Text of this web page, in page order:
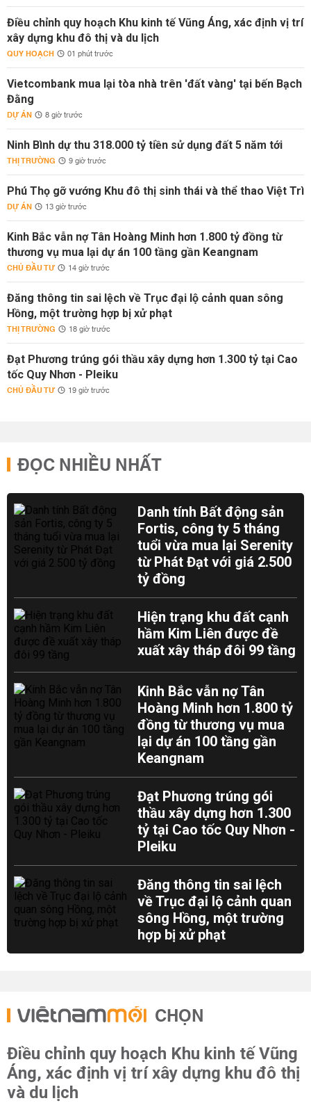
Điều chỉnh quy hoạch Khu kinh tế Vũng Áng, xác định vị trí
xây dựng khu đô thị và du lịch
QUY HOẠCH 01 phút trước
Vietcombank mua lại tòa nhà trên 'đất vàng' tại bến Bạch
Đằng
DỰ ÁN 8 giờ trước
Ninh Bình dự thu 318.000 tỷ tiền sử dụng đất 5 năm tới
THỊ TRƯỜNG 9 giờ trước
Phú Thọ gỡ vướng Khu đô thị sinh thái và thể thao Việt Trì
DỰ ÁN 13 giờ trước
Kinh Bắc vẫn nợ Tân Hoàng Minh hơn 1.800 tỷ đồng từ
thương vụ mua lại dự án 100 tầng gần Keangnam
CHỦ ĐẦU TƯ 14 giờ trước
Đăng thông tin sai lệch về Trục đại lộ cảnh quan sông
Hồng, một trường hợp bị xử phạt
THỊ TRƯỜNG 18 giờ trước
Đạt Phương trúng gói thầu xây dựng hơn 1.300 tỷ tại Cao
tốc Quy Nhơn - Pleiku
CHỦ ĐẦU TƯ 19 giờ trước
ĐỌC NHIỀU NHẤT
Danh tính Bất động sản
Fortis, công ty 5 tháng
tuổi vừa mua lại Serenity
từ Phát Đạt với giá 2.500
tỷ đồng
Hiện trạng khu đất cạnh
hầm Kim Liên được đề
xuất xây tháp đôi 99 tầng
Kinh Bắc vẫn nợ Tân
Hoàng Minh hơn 1.800 tỷ
đồng từ thương vụ mua
lại dự án 100 tầng gần
Keangnam
Đạt Phương trúng gói
thầu xây dựng hơn 1.300
tỷ tại Cao tốc Quy Nhơn -
Pleiku
Đăng thông tin sai lệch
về Trục đại lộ cảnh quan
sông Hồng, một trường
hợp bị xử phạt
CHỌN
Điều chỉnh quy hoạch Khu kinh tế Vũng
Áng, xác định vị trí xây dựng khu đô thị
và du lịch